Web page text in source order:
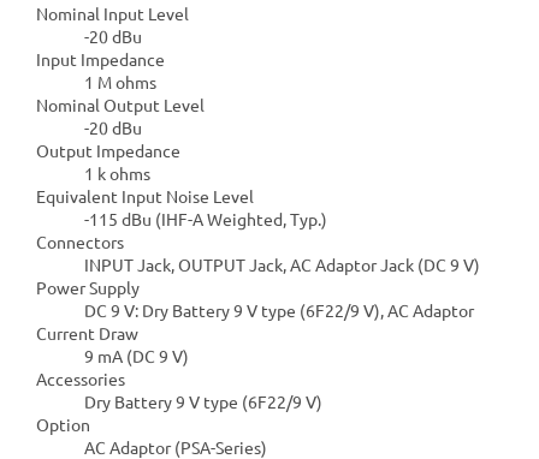
Nominal Input Level
-20 dBu
Input Impedance
1 M ohms
Nominal Output Level
-20 dBu
Output Impedance
1 k ohms
Equivalent Input Noise Level
-115 dBu (IHF-A Weighted, Typ.)
Connectors
INPUT Jack, OUTPUT Jack, AC Adaptor Jack (DC 9 V)
Power Supply
DC 9 V: Dry Battery 9 V type (6F22/9 V), AC Adaptor
Current Draw
9 mA (DC 9 V)
Accessories
Dry Battery 9 V type (6F22/9 V)
Option
AC Adaptor (PSA-Series)